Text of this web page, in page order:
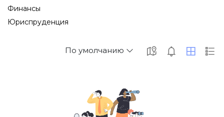
Финансы
Юриспруденция
По умолчанию